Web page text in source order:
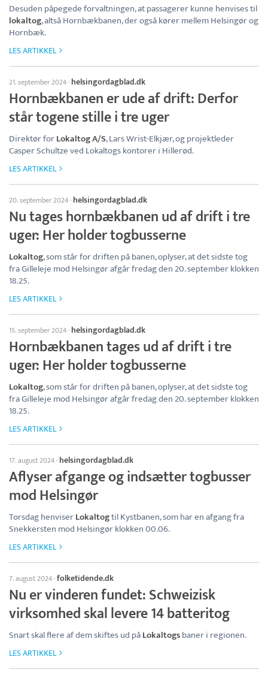
Desuden påpegede forvaltningen, at passagerer kunne henvises til
lokaltog, altså Hornbækbanen, der også kører mellem Helsingør og
Hornbæk.
LES ARTIKKEL
21. september 2024· helsingordagblad.dk
Hornbækbanen er ude af drift: Derfor
står togene stille i tre uger
Direktør forLokaltog A/S, Lars Wrist-Elkjær, og projektleder
Casper Schultze ved Lokaltogs kontorer i Hillerød.
LES ARTIKKEL
20. september 2024· helsingordagblad.dk
Nu tages hornbækbanen ud af drift i tre
uger: Her holder togbusserne
Lokaltog, som står for driften på banen, oplyser, at det sidste tog
fra Gilleleje mod Helsingør afgår fredag den 20. september klokken
18.25.
LES ARTIKKEL
15. september 2024· helsingordagblad.dk
Hornbækbanen tages ud af drift i tre
uger: Her holder togbusserne
Lokaltog, som står for driften på banen, oplyser, at det sidste tog
fra Gilleleje mod Helsingør afgår fredag den 20. september klokken
18.25.
LES ARTIKKEL
17. august 2024· helsingordagblad.dk
Aflyser afgange og indsætter togbusser
mod Helsingør
Torsdag henviserLokaltogtil Kystbanen, som har en afgang fra
Snekkersten mod Helsingør klokken 00.06.
LES ARTIKKEL
7. august 2024·folketidende.dk
Nu er vinderen fundet: Schweizisk
virksomhed skal levere 14 batteritog
Snart skal flere af dem skiftes ud påLokaltogsbaner i regionen.
LES ARTIKKEL